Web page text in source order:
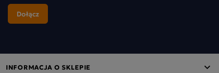
INFORMACJA O SKLEPIE